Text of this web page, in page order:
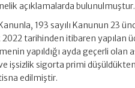
açıklamalarda
193 sayılı Kanunun 23
2022 tarihinden itibaren
yapıldığı ayda geçerli
işsizlik sigorta primi
edilmiştir.